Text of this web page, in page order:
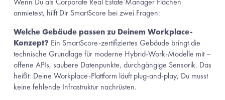
anmietest, hilft Dir SmartScore bei zwei Fragen:
Welche Gebäude passen zu Deinem Workplace-
Konzept? Ein SmartScore-zertifiziertes Gebäude bringt die
technische Grundlage für moderne Hybrid-Work-Modelle mit –
offene APIs, saubere Datenpunkte, durchgängige Sensorik. Das
heißt: Deine Workplace-Plattform läuft plug-and-play, Du musst
keine fehlende Infrastruktur nachrüsten.